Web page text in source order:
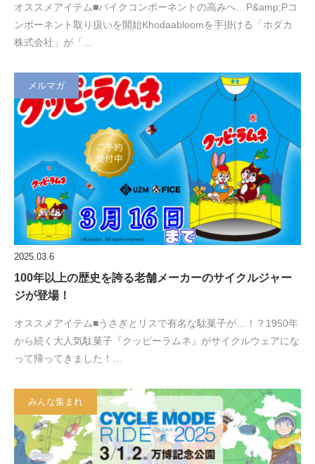
オススメアイテム■バイクコンポーネントの高みへ…P&amp;Pコ
ンポーネント取り扱いを開始Khodaabloomを手掛ける「ホダカ
株式会社」が「…
メルマガ
2025.03.6
100年以上の歴史を誇る老舗メーカーのサイクルジャー
ジが登場！
オススメアイテム■うさぎとリスで有名な駄菓子が…！？1950年
から続く大人気駄菓子『クッピーラムネ』がサイクルウェアにな
って帰ってきました！…
みんな集まれ